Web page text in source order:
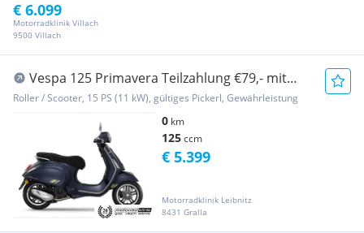
Motorradklinik Villach
9500 Villach
€ 6.099
Vespa 125 Primavera Teilzahlung €79,- mit
Garantie, M...
Roller / Scooter, 15 PS (11 kW), gültiges Pickerl, Gewährleistung
0 km
125ccm
Motorradklinik Leibnitz
8431 Gralla
€ 5.399